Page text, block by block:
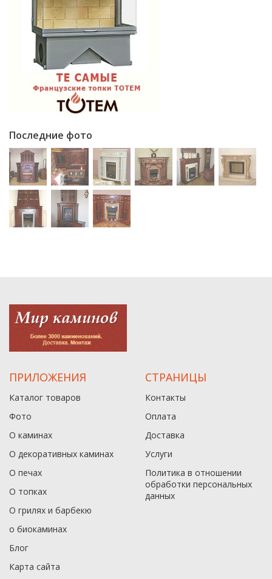
Последние фото
ПРИЛОЖЕНИЯ
Каталог товаров
Фото
О каминах
О декоративных каминах
О печах
О топках
О грилях и барбекю
о биокаминах
Блог
Карта сайта
СТРАНИЦЫ
Контакты
Оплата
Доставка
Услуги
Политика в отношении
обработки персональных
данныx